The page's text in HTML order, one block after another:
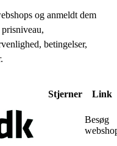
og anmeldt dem
betingelser,
Stjerner Link
Besøg